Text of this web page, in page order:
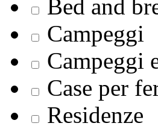
Bed and
Campeggi
Campeggi
Case per
Residenze